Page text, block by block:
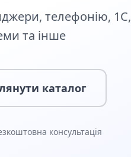
телефонію, 1С,
та інше
каталог
консультація